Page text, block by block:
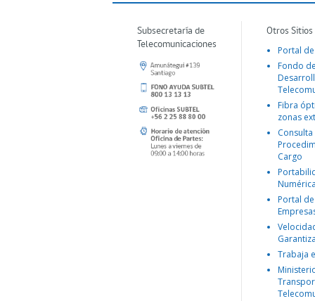
Subsecretaría de
Telecomunicaciones
Otros
Portal
Fondo
Fibra
zonas
Consulta
Cargo
Portal
Trabaja